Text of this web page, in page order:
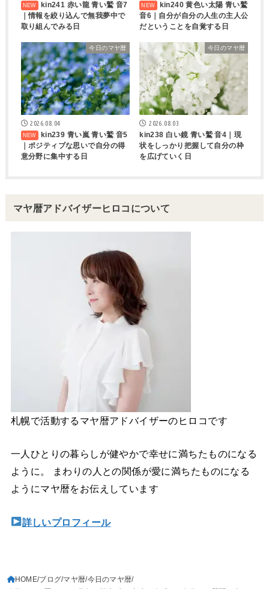
kin241 赤い龍 青い鷲 音7
｜情報を絞り込んで無我夢中で
取り組んでみる日
kin240 黄色い太陽 青い鷲
音6｜自分が自分の人生の主人公
だということを自覚する日
今日のマヤ暦
2026.08.04
kin239 青い嵐 青い鷲 音5
｜ポジティブな思いで自分の得
意分野に集中する日
今日のマヤ暦
2026.08.03
kin238 白い鏡 青い鷲 音4｜現
状をしっかり把握して自分の枠
を広げていく日
マヤ暦アドバイザーヒロコについて
札幌で活動するマヤ暦アドバイザーのヒロコです
一人ひとりの暮らしが健やかで幸せに満ちたものになる
ように。 まわりの人との関係が愛に満ちたものになる
ようにマヤ暦をお伝えしています
詳しいプロフィール
HOME ブログ マヤ暦 今日のマヤ暦